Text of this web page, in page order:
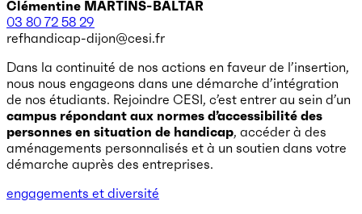
Clémentine MARTINS-BALTAR
03 80 72 58 29
refhandicap-dijon@cesi.fr
Dans la continuité de nos actions en faveur de l’insertion,
nous nous engageons dans une démarche d’intégration
de nos étudiants. Rejoindre CESI, c’est entrer au sein d’un
campus répondant aux normes d’accessibilité des
personnes en situation de handicap, accéder à des
aménagements personnalisés et à un soutien dans votre
démarche auprès des entreprises.
engagements et diversité